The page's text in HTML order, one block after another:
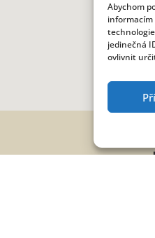
Abychom
informacím
jedinečná
ovlivnit